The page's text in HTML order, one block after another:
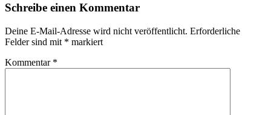
Schreibe einen Kommentar
Deine E-Mail-Adresse wird nicht veröffentlicht. Erforderliche
Felder sind mit * markiert
Kommentar *